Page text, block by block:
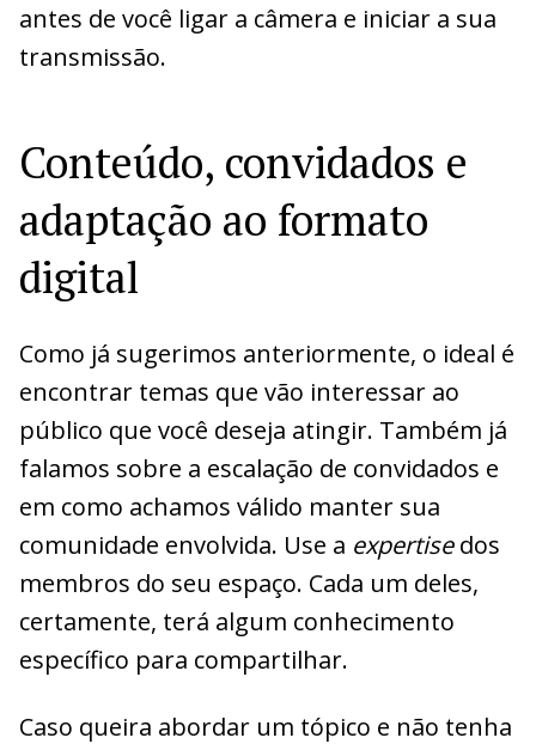
antes de você ligar a câmera e iniciar a sua
transmissão.
Conteúdo, convidados e
adaptação ao formato
digital
Como já sugerimos anteriormente, o ideal é
encontrar temas que vão interessar ao
público que você deseja atingir. Também já
falamos sobre a escalação de convidados e
em como achamos válido manter sua
comunidade envolvida. Use a expertisedos
membros do seu espaço. Cada um deles,
certamente, terá algum conhecimento
específico para compartilhar.
Caso queira abordar um tópico e não tenha